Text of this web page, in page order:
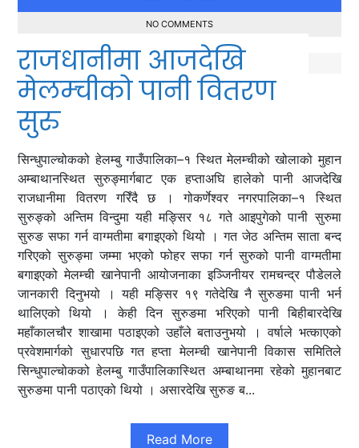
NO COMMENTS
राजधानीमा आजदेखि
मेलम्चीको पानी वितरण
सुरु
सिन्धुपाल्चोकको हेलम्बु गाउँपालिका–१ स्थित मेलम्चीको खोलाको मुहान
अम्बाथानस्थित सुरुङ्मार्गबाट एक हप्ताअघि हालेको पानी आजदेखि
राजधानीमा वितरण गरिँदै छ । गोकर्णेश्वर नगरपालिका–१ स्थित
सुरुङ्को अन्तिम विन्दुमा यही मङ्सिर १८ गते आइपुगेको पानी सुरुमा
सुरुङ सफा गर्न वाग्मतीमा बगाइएको थियो । गत जेठ अन्तिम साता बन्द
गरिएको सुरुङ्मा जम्मा भएको फोहर सफा गर्न सुरुको पानी वाग्मतीमा
बगाइएको मेलम्ची खानेपानी आयोजनाका इञ्जिनीयर रामचन्द्र पौडेलले
जानकारी दिनुभयो । यही मङ्सिर १९ गतेदेखि नै सुरुङमा पानी भर्न
थालिएको थियो । केही दिन सुरुङमा भरिएको पानी बिहीबारदेखि
महाँकालचौर शाखामा पठाइएको उहाँले बताउनुभयो । वर्षाले भत्काएको
प्रवेशमार्गको सुधारपछि गत हप्ता मेलम्ची खानेपानी विकास समितिले
सिन्धुपाल्चोकको हेलम्बु गाउँपालिकास्थित अम्बाथानमा रहेको मुहानबाट
सुरुङमा पानी पठाएको थियो । असारदेखि सुरुङ ब...
Read More